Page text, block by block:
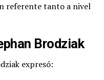
referente tanto a nivel
Brodziak
expresó: